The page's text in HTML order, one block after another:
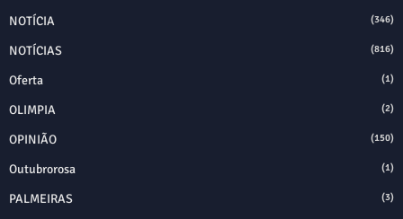
NOTÍCIA (346)
NOTÍCIAS (816)
Oferta (1)
OLIMPIA (2)
OPINIÃO (150)
Outubrorosa (1)
PALMEIRAS (3)